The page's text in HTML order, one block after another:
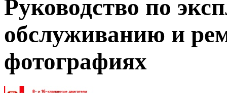
Руководство по
обслуживанию и
фотографиях